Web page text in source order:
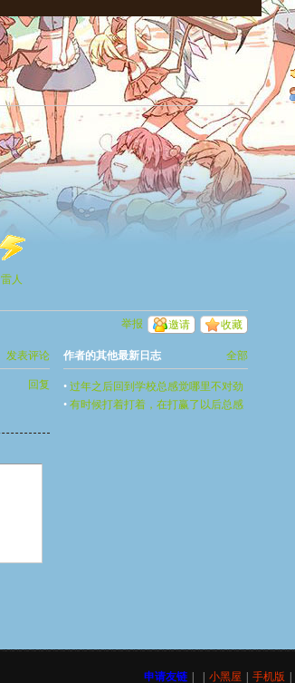
雷人
收藏
邀请
举报
全部
作者的其他最新日志
• 过年之后回到学校总感觉哪里不对劲
• 有时候打着打着，在打赢了以后总感
发表评论
回复
申请友链 小黑屋 手机版